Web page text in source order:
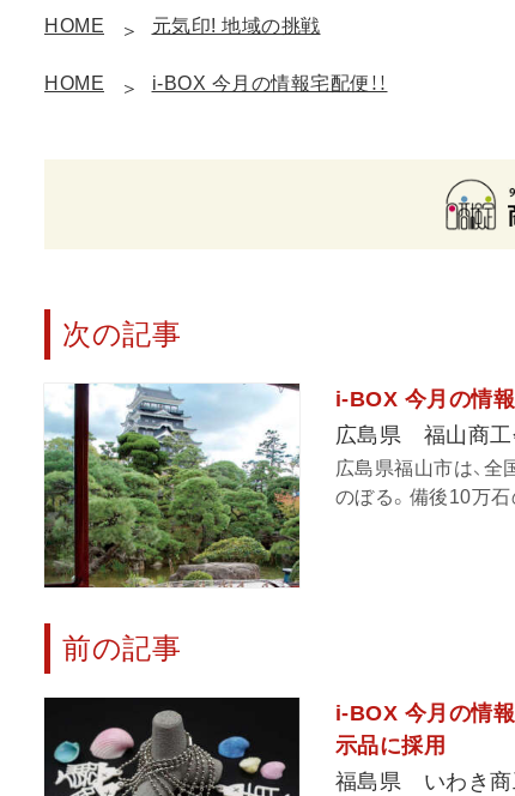
HOME 元気印! 地域の挑戦
HOME i-BOX 今月の情報宅配便！！
次の記事
i-BOX 今月の情報
広島県 福山商工
広島県福山市は、
のぼる。備後10万石
前の記事
i-BOX 今月の情報
示品に採用
福島県 いわき商